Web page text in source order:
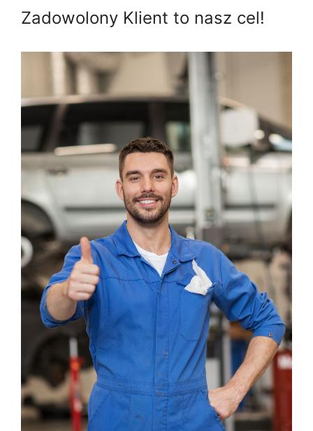
Zadowolony Klient to nasz cel!